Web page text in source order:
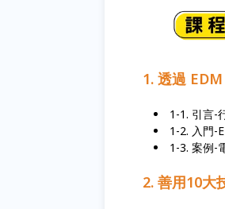
1. 透過
1-1. 引言-
1-2. 入門-
1-3. 案例-
2. 善用10大